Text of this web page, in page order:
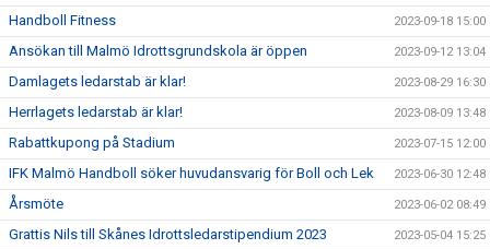
Handboll Fitness 2023-09-18 15:00
Ansökan till Malmö Idrottsgrundskola är öppen 2023-09-12 13:04
Damlagets ledarstab är klar! 2023-08-29 16:30
Herrlagets ledarstab är klar! 2023-08-09 13:48
Rabattkupong på Stadium 2023-07-15 12:00
IFK Malmö Handboll söker huvudansvarig för Boll och Lek 2023-06-30 12:48
Årsmöte 2023-06-02 08:49
Grattis Nils till Skånes Idrottsledarstipendium 2023 2023-05-04 15:25